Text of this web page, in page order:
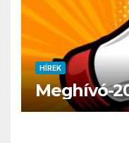
HÍREK
Meghívó-